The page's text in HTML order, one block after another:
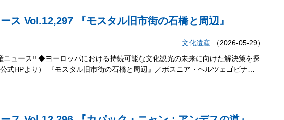
ス Vol.12,297 『モスタル旧市街の石橋と周辺』
文化遺産 （2026-05-29）
ニュース!! ◆ヨーロッパにおける持続可能な文化観光の未来に向けた解決策を探
HPより） 『モスタル旧市街の石橋と周辺』／ボスニア・ヘルツェゴビナ…